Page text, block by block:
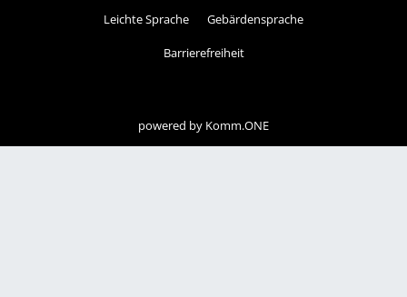
Leichte Sprache Gebärdensprache
Barrierefreiheit
powered by Komm.ONE